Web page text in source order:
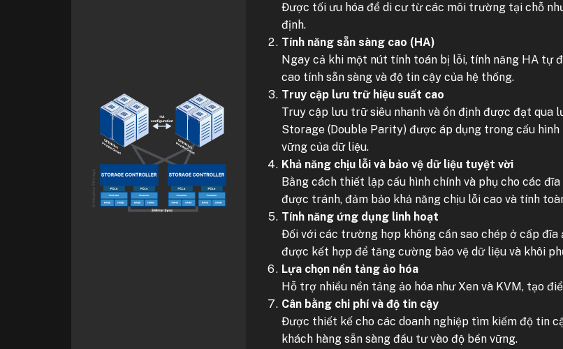
Được tối ưu hóa để di cư từ các môi trường tại chỗ
định.
Tính năng sẵn sàng cao (HA)
Ngay cả khi một nút tính toán bị lỗi, tính năng HA tự
cao tính sẵn sàng và độ tin cậy của hệ thống.
Truy cập lưu trữ hiệu suất cao
Truy cập lưu trữ siêu nhanh và ổn định được đạt qua
Storage (Double Parity) được áp dụng trong cấu
vững của dữ liệu.
Khả năng chịu lỗi và bảo vệ dữ liệu tuyệt vời
Bằng cách thiết lập cấu hình chính và phụ cho các
được tránh, đảm bảo khả năng chịu lỗi cao và tính
Tính năng ứng dụng linh hoạt
Đối với các trường hợp không cần sao chép ở cấp
được kết hợp để tăng cường bảo vệ dữ liệu và khôi
Lựa chọn nền tảng ảo hóa
Hỗ trợ nhiều nền tảng ảo hóa như Xen và KVM, tạo
Cân bằng chi phí và độ tin cậy
Được thiết kế cho các doanh nghiệp tìm kiếm độ tin
khách hàng sẵn sàng đầu tư vào độ bền vững.